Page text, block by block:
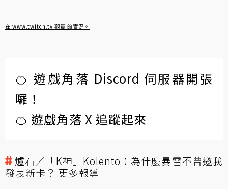
在 www.twitch.tv 觀賞 的實況。
🍊 遊戲角落 Discord 伺服器開張
囉！
🍊 遊戲角落 X 追蹤起來
爐石／「K神」Kolento：為什麼暴雪不曾邀我
發表新卡？ 更多報導